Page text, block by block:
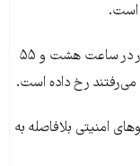
است.
يک مسئول دولتی به خبرگزاری فرانسه گفت انفجار در ساعت هشت و ۵۵
می‌رفتند رخ داده است.
امنيتی بلافاصله به